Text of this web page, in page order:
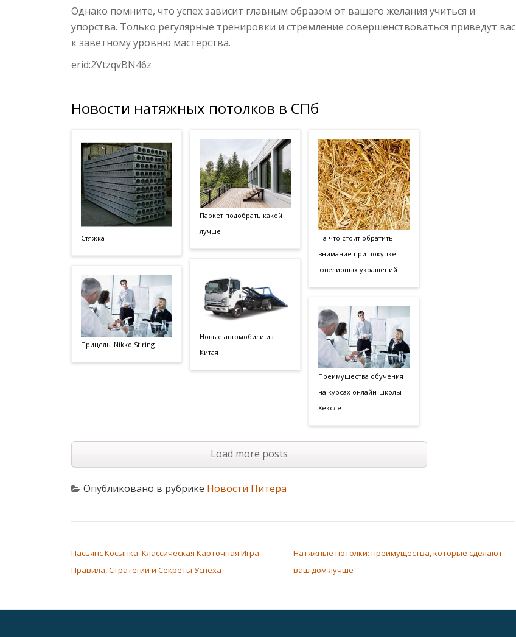
Однако помните, что успех зависит главным образом от вашего желания учиться и
упорства. Только регулярные тренировки и стремление совершенствоваться приведут вас
к заветному уровню мастерства.
erid:2VtzqvBN46z
Новости натяжных потолков в СПб
Стяжка
Прицелы Nikko Stiring
Паркет подобрать какой
лучше
Новые автомобили из
Китая
На что стоит обратить
внимание при покупке
ювелирных украшений
Преимущества обучения
на курсах онлайн-школы
Хекслет
Load more posts
Опубликовано в рубрике Новости Питера
Пасьянс Косынка: Классическая Карточная Игра –
Правила, Стратегии и Секреты Успеха
Натяжные потолки: преимущества, которые сделают
ваш дом лучше